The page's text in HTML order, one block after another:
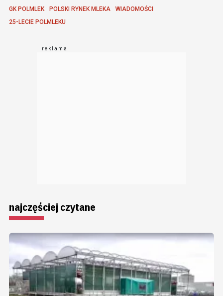
GK POLMLEK
POLSKI RYNEK MLEKA
WIADOMOŚCI
25-LECIE POLMLEKU
najczęściej czytane